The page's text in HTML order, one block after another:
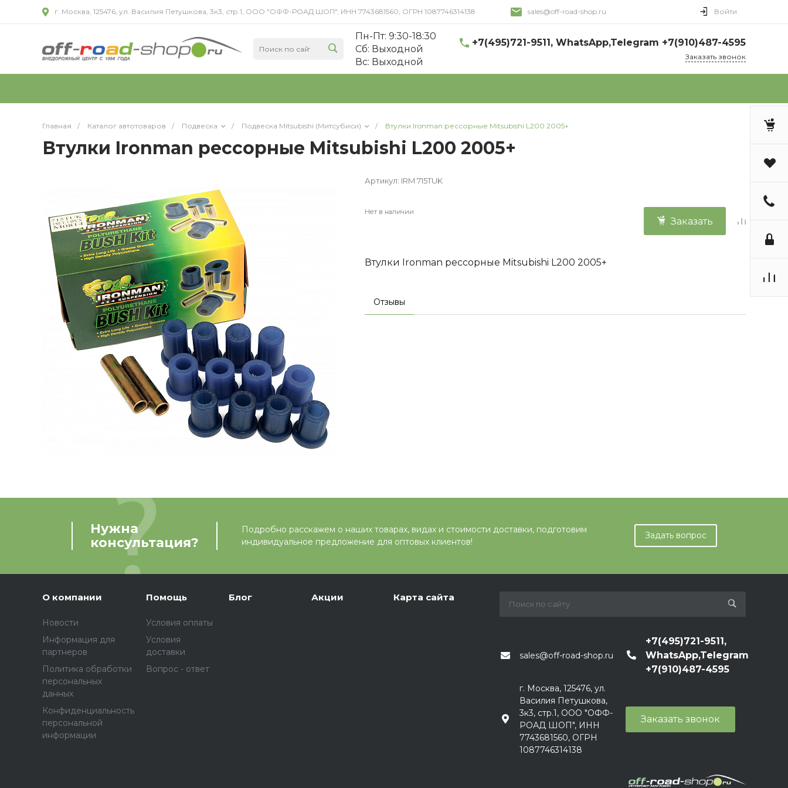
г. Москва, 125476, ул. Василия Петушкова, 3к3, стр.1, ООО "ОФФ-РОАД ШОП", ИНН 7743681560, ОГРН 1087746314138 sales@off-road-shop.ru Войти
Пн-Пт: 9:30-18:30
Cб: Выходной
Вс: Выходной
+7(495)721-9511, WhatsApp,Telegram +7(910)487-4595
Заказать звонок
Главная / Каталог автотоваров / Подвеска / Подвеска Mitsubishi (Митсубиси) / Втулки Ironman рессорные Mitsubishi L200 2005+
Втулки Ironman рессорные Mitsubishi L200 2005+
Артикул: IRM 715TUK
Нет в наличии
Заказать
Втулки Ironman рессорные Mitsubishi L200 2005+
Отзывы
Нужна
консультация?
Подробно расскажем о наших товарах, видах и стоимости доставки, подготовим
индивидуальное предложение для оптовых клиентов!
Задать вопрос
О компании
Новости
Информация для
партнеров
Политика обработки
персональных
данных
Конфиденциальность
персональной
информации
Помощь
Условия оплаты
Условия
доставки
Вопрос - ответ
Блог Акции Карта сайта
sales@off-road-shop.ru
+7(495)721-9511,
WhatsApp,Telegram
+7(910)487-4595
г. Москва, 125476, ул.
Василия Петушкова,
3к3, стр.1, ООО "ОФФ-
РОАД ШОП", ИНН
7743681560, ОГРН
1087746314138
Заказать звонок